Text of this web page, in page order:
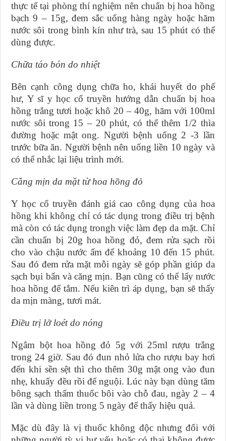
thực tế tại phòng thí nghiệm nên chuẩn bị hoa hồng
bạch 9 – 15g, đem sắc uống hàng ngày hoặc hãm
nước sôi trong bình kín như trà, sau 15 phút có thể
dùng được.
Chữa táo bón do nhiệt
Bên cạnh công dụng chữa ho, khái huyết do phế
hư, Y sĩ y học cổ truyền hướng dẫn chuẩn bị hoa
hồng trắng tươi hoặc khô 20 – 40g, hãm với 100ml
nước sôi trong 15 – 20 phút, có thể thêm 1/2 thìa
đường hoặc mật ong. Người bệnh uống 2 -3 lần
trước bữa ăn. Người bệnh nên uống liền 10 ngày và
có thể nhắc lại liệu trình mới.
Căng mịn da mặt từ hoa hồng đỏ
Y học cổ truyền đánh giá cao công dụng của hoa
hồng khi không chỉ có tác dụng trong điều trị bệnh
mà còn có tác dụng trongh việc làm đẹp da mặt. Chỉ
cần chuẩn bị 20g hoa hồng đỏ, đem rửa sạch rồi
cho vào chậu nước ấm để khoảng 10 đến 15 phút.
Sau đó đem rửa mặt mỗi ngày sẽ góp phần giúp da
sạch bụi bẩn và căng mịn. Bạn cũng có thể lấy nước
hoa hồng để tắm. Nếu kiên trì áp dụng, bạn sẽ thấy
da mịn màng, tươi mát.
Điều trị lở loét do nóng
Ngâm bột hoa hồng đỏ 5g với 25ml rượu trắng
trong 24 giờ. Sau đó đun nhỏ lửa cho rượu bay hơi
đến khi sền sệt thì cho thêm 30g mật ong vào đun
nhẹ, khuấy đều rồi để nguội. Lúc này bạn dùng tăm
bông sạch thấm thuốc bôi vào chỗ đau, ngày 2 – 4
lần và dùng liền trong 5 ngày để thấy hiệu quả.
Mặc dù đây là vị thuốc không độc nhưng đối với